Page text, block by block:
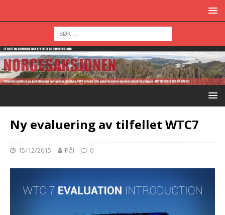
Ny evaluering av tilfellet WTC7
15/12/2015 Pål 0